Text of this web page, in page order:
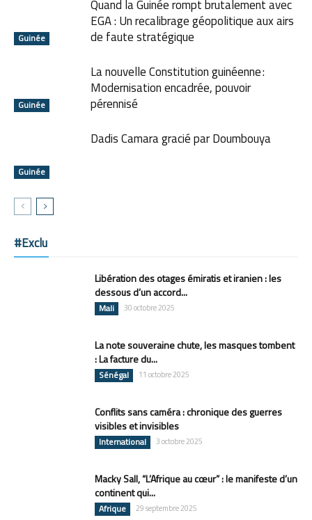
Guinée
Quand la Guinée rompt brutalement avec
EGA : Un recalibrage géopolitique aux airs
de faute stratégique
Guinée
La nouvelle Constitution guinéenne :
Modernisation encadrée, pouvoir
pérennisé
Guinée
Dadis Camara gracié par Doumbouya
#Exclu
Libération des otages émiratis et iranien : les
dessous d’un accord...
Mali 30 octobre 2025
La note souveraine chute, les masques tombent
: La facture du...
Sénégal 11 octobre 2025
Conflits sans caméra : chronique des guerres
visibles et invisibles
International 3 octobre 2025
Macky Sall, “L’Afrique au cœur” : le manifeste d’un
continent qui...
Afrique 29 septembre 2025